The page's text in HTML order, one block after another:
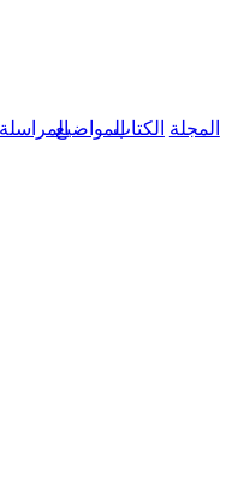
المراسلةالمواضيعالكتاب المجلة